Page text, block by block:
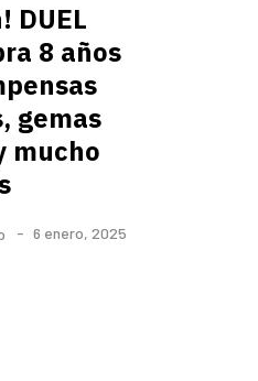
DUEL
8 años
gemas
mucho
6 enero, 2025